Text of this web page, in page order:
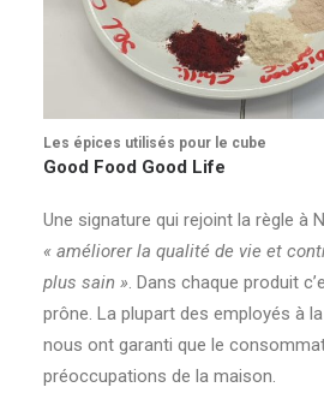
Les épices utilisés pour le cube
Good Food Good Life
Une signature qui rejoint la règle à
« améliorer la qualité de vie et
plus sain ». Dans chaque produit
prône. La plupart des employés à
nous ont garanti que le
préoccupations de la maison.